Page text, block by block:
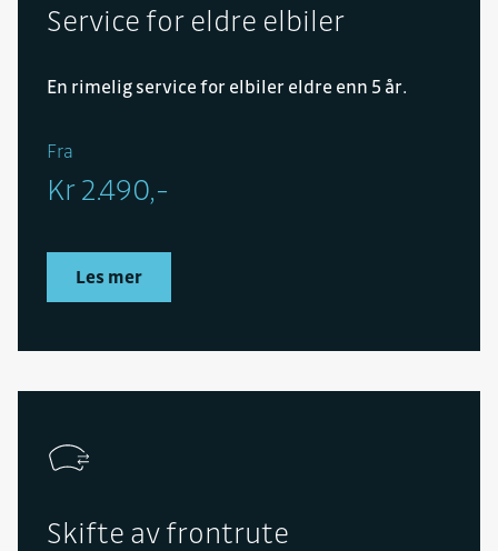
Service for eldre elbiler
En rimelig service for elbiler eldre enn 5 år.
Fra
Kr 2.490,-
Les mer
Skifte av frontrute